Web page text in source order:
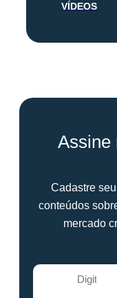
VÍDEOS
Assine
Cadastre
conteúdos
mercado